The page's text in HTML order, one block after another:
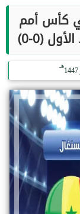
كأس أمم
هـ